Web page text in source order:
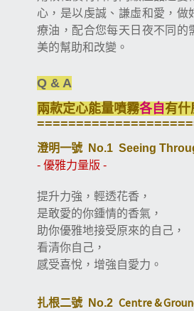
心，是以虔誠、謙虛和愛，做
療油，配合您每天日夜不同的
美的幫助和改變。
Q & A
兩款定心能量噴霧各自 有什
澄明一號
No.1 Seeing
- 優雅力量版 -
提升力強，輕透花香，
是敢愛的你鍾情的香氣，
助你優雅地接受原來的自己，
看清你自己，
感受喜悅，增強自愛力。
扎根二號 No.2 Centre &